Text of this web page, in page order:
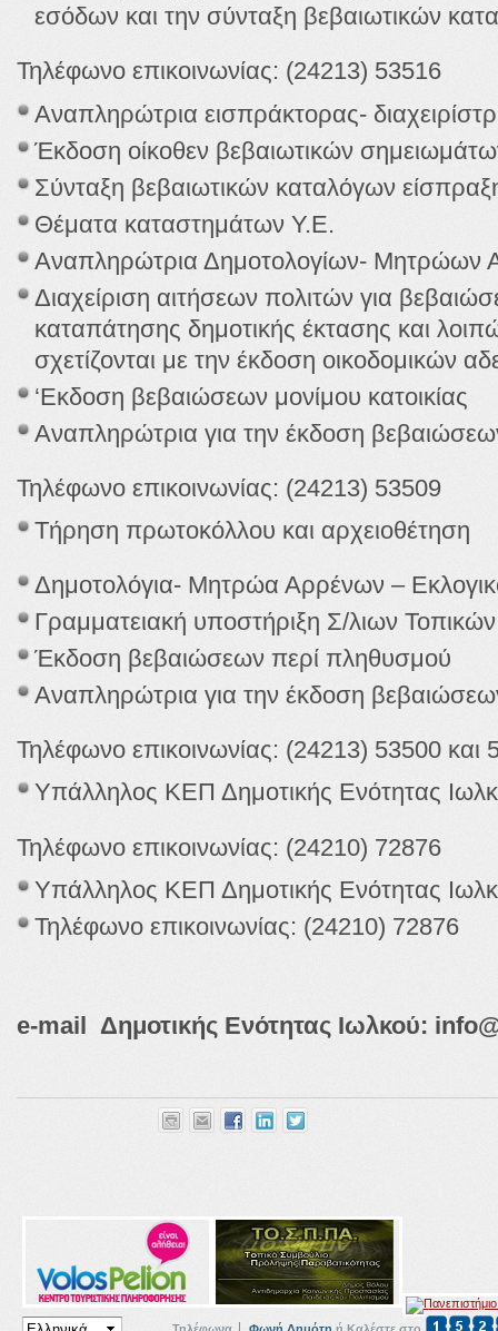
εσόδων και την σύνταξη βεβαιωτικών
Τηλέφωνο επικοινωνίας: (24213) 53516
Αναπληρώτρια εισπράκτορας-
Έκδοση οίκοθεν βεβαιωτικών
Σύνταξη βεβαιωτικών καταλόγων
Θέματα καταστημάτων Υ.Ε.
Αναπληρώτρια Δημοτολογίων- Μητρώων
Διαχείριση αιτήσεων πολιτών για
καταπάτησης δημοτικής έκτασης και
σχετίζονται με την έκδοση οικοδομικών
‘Εκδοση βεβαιώσεων μονίμου κατοικίας
Αναπληρώτρια για την έκδοση
Τηλέφωνο επικοινωνίας: (24213) 53509
Τήρηση πρωτοκόλλου και αρχειοθέτηση
Δημοτολόγια- Μητρώα Αρρένων –
Γραμματειακή υποστήριξη Σ/λιων
Έκδοση βεβαιώσεων περί πληθυσμού
Αναπληρώτρια για την έκδοση
Τηλέφωνο επικοινωνίας: (24213) 53500 και
Υπάλληλος ΚΕΠ Δημοτικής Ενότητας
Τηλέφωνο επικοινωνίας: (24210) 72876
Υπάλληλος ΚΕΠ Δημοτικής Ενότητας
Τηλέφωνο επικοινωνίας: (24210) 72876
e-mail Δημοτικής Ενότητας Ιωλκού: info